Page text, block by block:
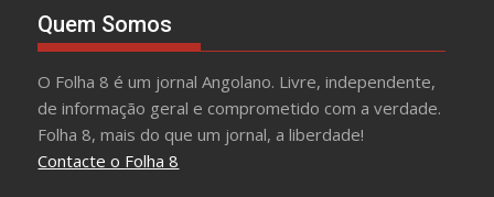
Quem Somos
O Folha 8 é um jornal Angolano. Livre, independente,
de informação geral e comprometido com a verdade.
Folha 8, mais do que um jornal, a liberdade!
Contacte o Folha 8